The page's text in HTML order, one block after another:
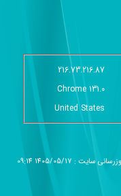
216.73.216.87
Chrome 131.0
United States
سایت : 1405/05/17 09:14